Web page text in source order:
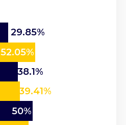
29.85%
52.05%
38.1%
39.41%
50%